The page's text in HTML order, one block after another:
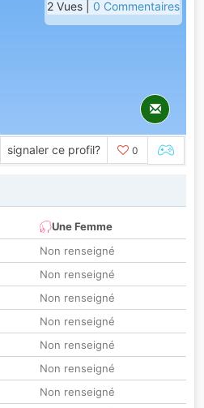
2 Vues | 0 Commentaires
signaler ce profil? 0
Une Femme
Non renseigné
Non renseigné
Non renseigné
Non renseigné
Non renseigné
Non renseigné
Non renseigné